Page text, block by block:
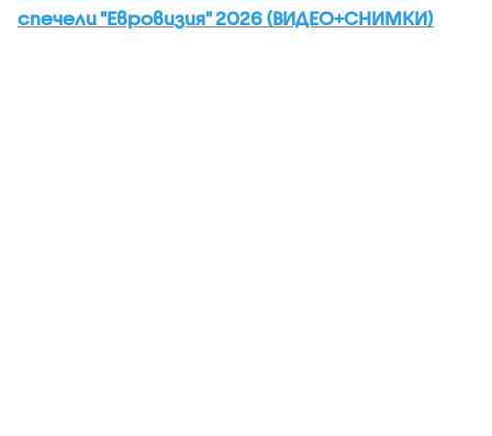
спечели "Евровизия" 2026 (ВИДЕО+СНИМКИ)